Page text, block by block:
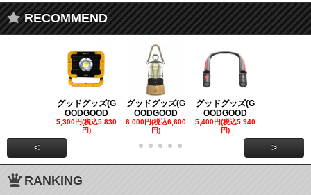
RECOMMEND
グッドグッズ(G
OODGOOD
5,300円(税込5,830
円)
グッドグッズ(G
OODGOOD
6,000円(税込6,600
円)
グッドグッズ(G
OODGOOD
5,400円(税込5,940
円)
< >
RANKING